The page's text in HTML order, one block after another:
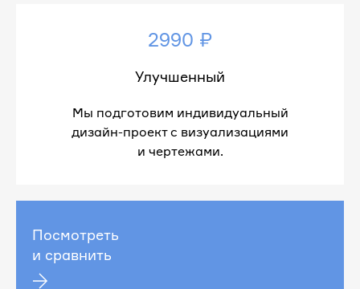
2990 ₽
Улучшенный
Мы подготовим индивидуальный
дизайн-проект с визуализациями
и чертежами.
Посмотреть
и сравнить